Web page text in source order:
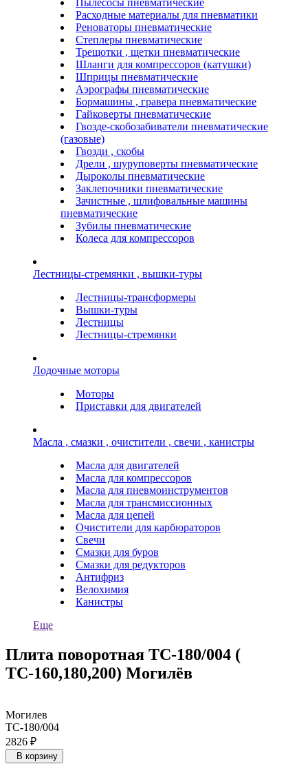
Пылесосы пневматические
Расходные материалы для пневматики
Реноваторы пневматические
Степлеры пневматические
Трещотки , щетки пневматические
Шланги для компрессоров (катушки)
Шприцы пневматические
Аэрографы пневматические
Бормашины , гравера пневматические
Гайковерты пневматические
Гвозде-скобозабиватели пневматические
(газовые)
Гвозди , скобы
Дрели , шуруповерты пневматические
Дыроколы пневматические
Заклепочники пневматические
Зачистные , шлифовальные машины
пневматические
Зубилы пневматические
Колеса для компрессоров
Лестницы-стремянки , вышки-туры
Лестницы-трансформеры
Вышки-туры
Лестницы
Лестницы-стремянки
Лодочные моторы
Моторы
Приставки для двигателей
Масла , смазки , очистители , свечи , канистры
Масла для двигателей
Масла для компрессоров
Масла для пневмоинструментов
Масла для трансмиссионных
Масла для цепей
Очистители для карбюраторов
Свечи
Смазки для буров
Смазки для редукторов
Антифриз
Велохимия
Канистры
Еще
Плита поворотная ТС-180/004 (
ТС-160,180,200) Могилёв
Могилев
ТС-180/004
2826 ₽
В корзину